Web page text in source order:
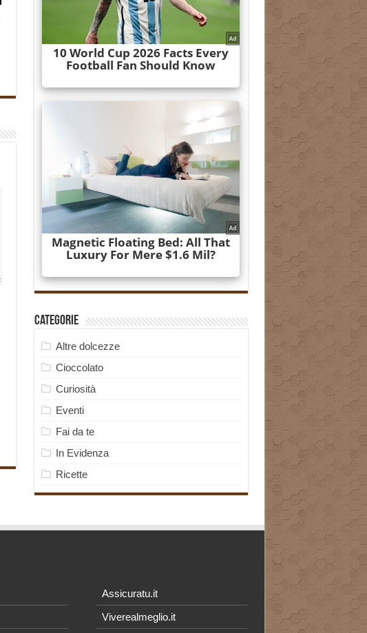
Categorie
Altre dolcezze
Cioccolato
Curiosità
Eventi
Fai da te
In Evidenza
Ricette
Assicuratu.it
Viverealmeglio.it